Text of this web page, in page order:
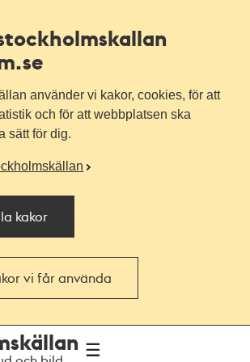
använder vi kakor, cookies, för att
och för att webbplatsen ska
sätt för dig.
kakor
vi får använda